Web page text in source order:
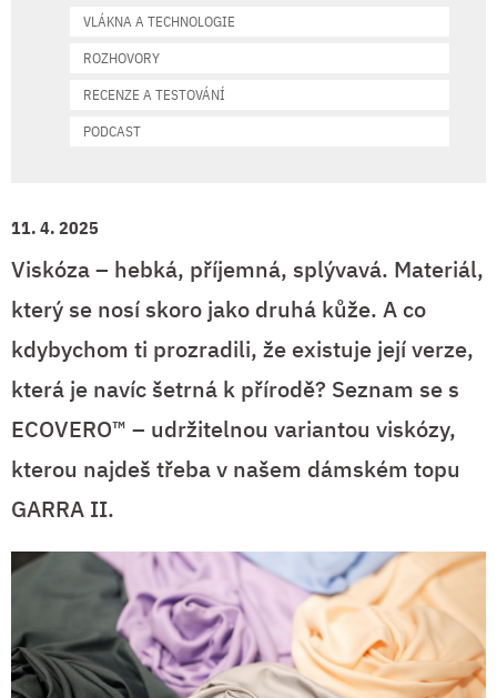
11. 4. 2025
Viskóza – hebká, příjemná, splývavá. Materiál,
který se nosí skoro jako druhá kůže. A co
kdybychom ti prozradili, že existuje její verze,
která je navíc šetrná k přírodě? Seznam se s
ECOVERO™ – udržitelnou variantou viskózy,
kterou najdeš třeba v našem dámském topu
GARRA II.
VLÁKNA A TECHNOLOGIE
ROZHOVORY
RECENZE A TESTOVÁNÍ
PODCAST